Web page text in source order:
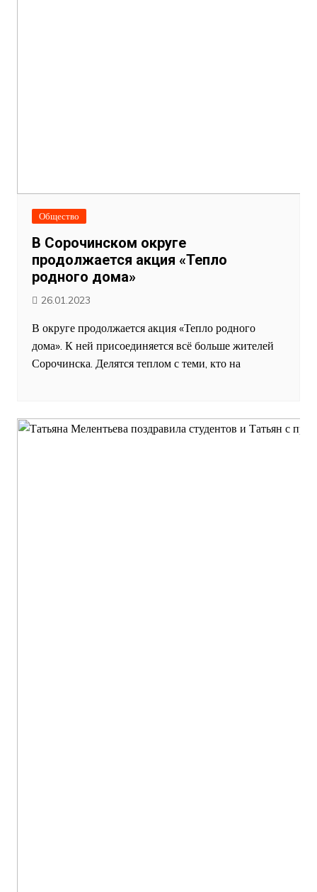
Общество
В Сорочинском округе
продолжается акция «Тепло
родного дома»
26.01.2023
В округе продолжается акция «Тепло родного
дома». К ней присоединяется всё больше жителей
Сорочинска. Делятся теплом с теми, кто на